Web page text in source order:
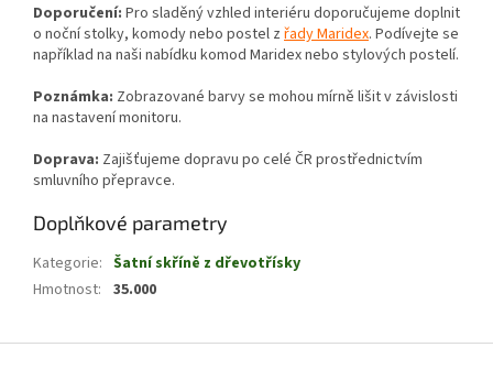
Doporučení: Pro sladěný vzhled interiéru doporučujeme doplnit
o noční stolky, komody nebo postel z řady Maridex. Podívejte se
například na naši nabídku komod Maridex nebo stylových postelí.
Poznámka: Zobrazované barvy se mohou mírně lišit v závislosti
na nastavení monitoru.
Doprava: Zajišťujeme dopravu po celé ČR prostřednictvím
smluvního přepravce.
Doplňkové parametry
Kategorie: Šatní skříně z dřevotřísky
Hmotnost: 35.000